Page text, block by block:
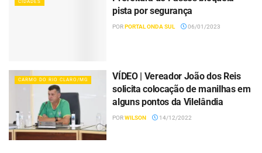
CIDADES
pista por segurança
PORPORTAL ONDA SUL 06/01/2023
CARMO DO RIO CLARO/MG
VÍDEO | Vereador João dos Reis
solicita colocação de manilhas em
alguns pontos da Vilelândia
PORWILSON 14/12/2022